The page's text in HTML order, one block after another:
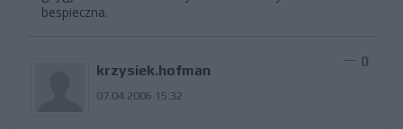
bespieczna.
krzysiek.hofman
07.04.2006 15:32
0